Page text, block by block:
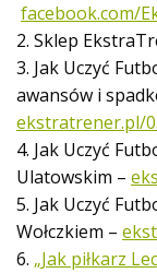
facebook.com/
2. Sklep
3. Jak Uczyć
awansów i
ekstratrener.pl/
4. Jak Uczyć
Ulatowskim –
5. Jak Uczyć
Wołczkiem –
6. „Jak piłkarz